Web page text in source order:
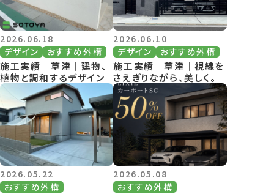
2026.06.18
デザイン
おすすめ外構
施工実績 草津｜建物、
植物と調和するデザイン
2026.06.10
デザイン
おすすめ外構
施工実績 草津｜視線を
さえぎりながら、美しく。
2026.05.22
おすすめ外構
2026.05.08
おすすめ外構